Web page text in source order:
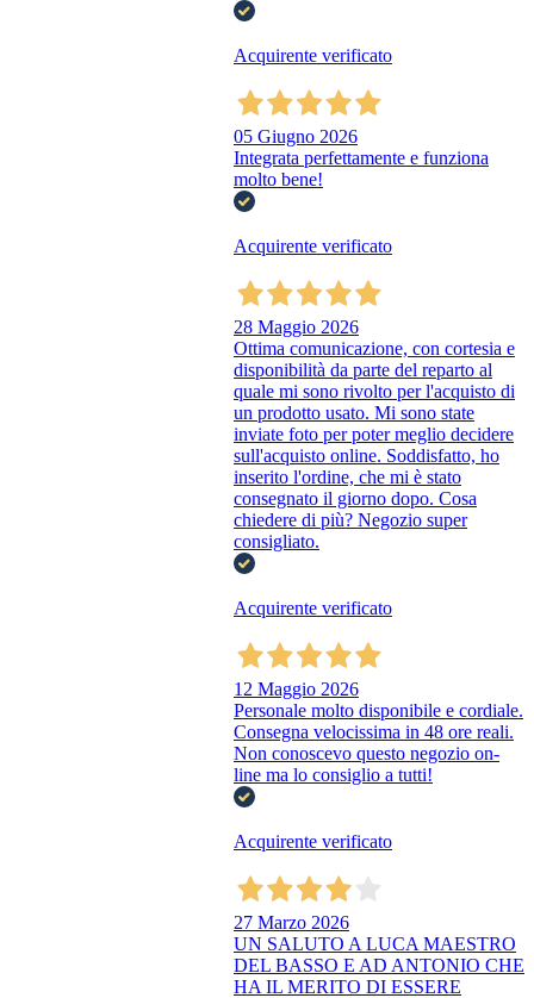
Acquirente verificato
05 Giugno 2026
Integrata perfettamente e funziona
molto bene!
Acquirente verificato
28 Maggio 2026
Ottima comunicazione, con cortesia e
disponibilità da parte del reparto al
quale mi sono rivolto per l'acquisto di
un prodotto usato. Mi sono state
inviate foto per poter meglio decidere
sull'acquisto online. Soddisfatto, ho
inserito l'ordine, che mi è stato
consegnato il giorno dopo. Cosa
chiedere di più? Negozio super
consigliato.
Acquirente verificato
12 Maggio 2026
Personale molto disponibile e cordiale.
Consegna velocissima in 48 ore reali.
Non conoscevo questo negozio on-
line ma lo consiglio a tutti!
Acquirente verificato
27 Marzo 2026
UN SALUTO A LUCA MAESTRO
DEL BASSO E AD ANTONIO CHE
HA IL MERITO DI ESSERE